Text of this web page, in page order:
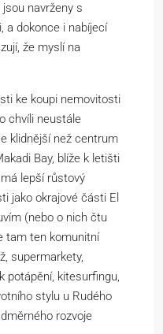
jsou navrženy s
a dokonce i nabíjecí
že myslí na
ke koupi nemovitosti
chvíli neustále
klidnější než centrum
Bay, blíže k letišti
lepší růstový
jako okrajové části El
(nebo o nich čtu
tam ten komunitní
supermarkety,
potápění, kitesurfingu,
stylu u Rudého
rozvoje